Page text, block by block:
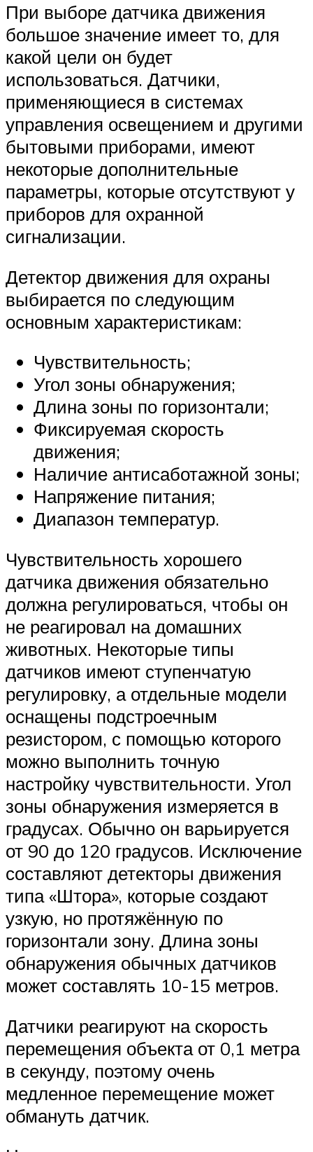
При выборе датчика движения
большое значение имеет то, для
какой цели он будет
использоваться. Датчики,
применяющиеся в системах
управления освещением и другими
бытовыми приборами, имеют
некоторые дополнительные
параметры, которые отсутствуют у
приборов для охранной
сигнализации.
Детектор движения для охраны
выбирается по следующим
основным характеристикам:
Чувствительность;
Угол зоны обнаружения;
Длина зоны по горизонтали;
Фиксируемая скорость
движения;
Наличие антисаботажной зоны;
Напряжение питания;
Диапазон температур.
Чувствительность хорошего
датчика движения обязательно
должна регулироваться, чтобы он
не реагировал на домашних
животных. Некоторые типы
датчиков имеют ступенчатую
регулировку, а отдельные модели
оснащены подстроечным
резистором, с помощью которого
можно выполнить точную
настройку чувствительности. Угол
зоны обнаружения измеряется в
градусах. Обычно он варьируется
от 90 до 120 градусов. Исключение
составляют детекторы движения
типа «Штора», которые создают
узкую, но протяжённую по
горизонтали зону. Длина зоны
обнаружения обычных датчиков
может составлять 10-15 метров.
Датчики реагируют на скорость
перемещения объекта от 0,1 метра
в секунду, поэтому очень
медленное перемещение может
обмануть датчик.